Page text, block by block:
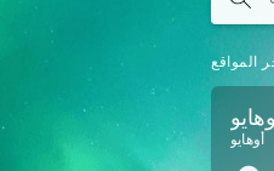
المواقع
أوهايو